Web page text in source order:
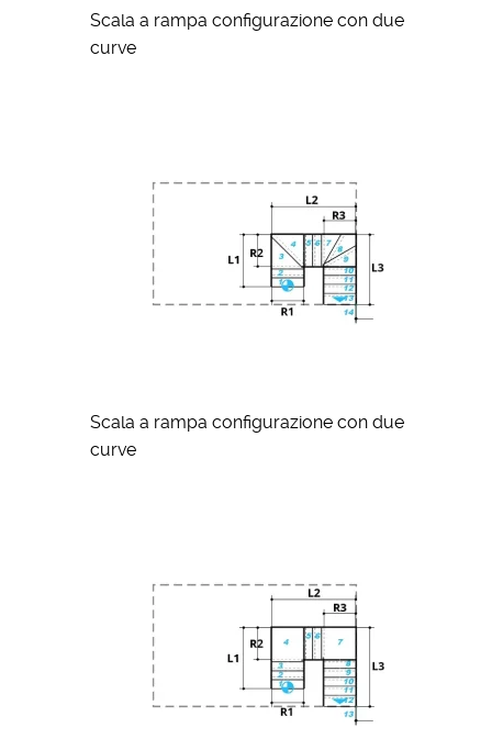
Scala a rampa configurazione con due
curve
Scala a rampa configurazione con due
curve